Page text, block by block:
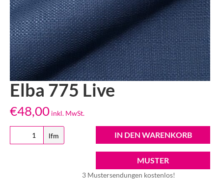
Elba 775 Live
€48,00 inkl. MwSt.
775
lfm IN DEN WARENKORB
MUSTER
3 Mustersendungen kostenlos!